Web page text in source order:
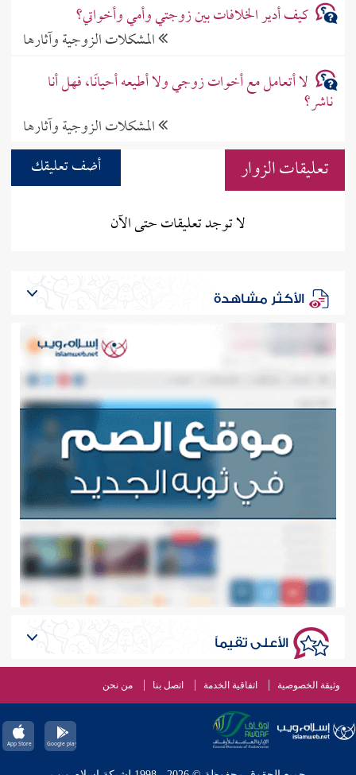
كيف أدير الخلافات بين زوجتي وأمي وأخواتي؟
المشكلات الزوجية وآثارها
لا أتعامل مع أخوات زوجي ولا أطيعه أحيانًا، فهل أنا
ناشر؟
المشكلات الزوجية وآثارها
تعليقات الزوار
أضف تعليقك
لا توجد تعليقات حتى الآن
الأكثر مشاهدة
الأعلى تقيماً
وثيقة الخصوصية اتفاقية الخدمة اتصل بنا من نحن